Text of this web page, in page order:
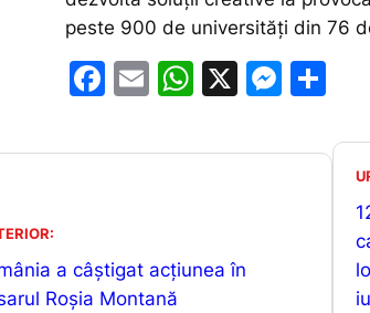
peste 900 de universități din 76
F
c
o
o
E
ai
W
at
p
p
X
M
s ta
a câștigat acțiunea în
Roșia Montană